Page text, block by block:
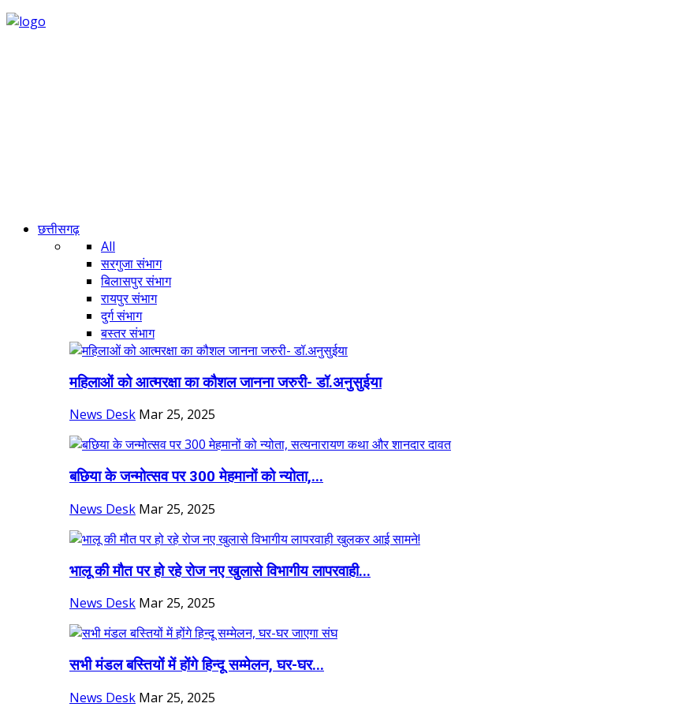
छत्तीसगढ़
All
सरगुजा संभाग
बिलासपुर संभाग
रायपुर संभाग
दुर्ग संभाग
बस्तर संभाग
महिलाओं को आत्मरक्षा का कौशल जानना जरुरी- डॉ.अनुसुईया
News Desk Mar 25, 2025
बछिया के जन्मोत्सव पर 300 मेहमानों को न्योता,...
News Desk Mar 25, 2025
भालू की मौत पर हो रहे रोज नए खुलासे विभागीय लापरवाही...
News Desk Mar 25, 2025
सभी मंडल बस्तियों में होंगे हिन्दू सम्मेलन, घर-घर...
News Desk Mar 25, 2025